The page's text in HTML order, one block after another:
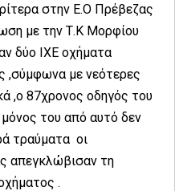
στην Ε.Ο Πρέβεζας
με την Τ.Κ Μορφίου
δύο ΙΧΕ οχήματα
,σύμφωνα με νεότερες
,ο 87χρονος οδηγός του
του από αυτό δεν
τραύματα οι
απεγκλώβισαν τη
.